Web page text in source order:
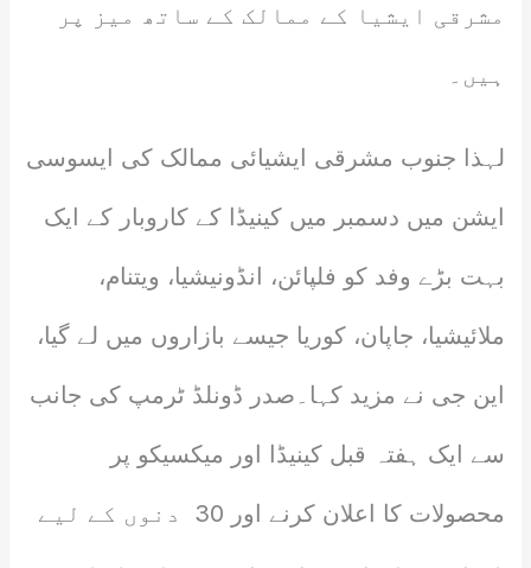
مشرقی ایشیا کے ممالک کے ساتھ میز پر
ہیں۔
لہذا جنوب مشرقی ایشیائی ممالک کی ایسوسی
ایشن میں دسمبر میں کینیڈا کے کاروبار کے ایک
بہت بڑے وفد کو فلپائن، انڈونیشیا، ویتنام،
ملائیشیا، جاپان، کوریا جیسے بازاروں میں لے گیا،
این جی نے مزید کہا۔صدر ڈونلڈ ٹرمپ کی جانب
سے ایک ہفتہ قبل کینیڈا اور میکسیکو پر
محصولات کا اعلان کرنے اور 30 ​​ دنوں کے لیے